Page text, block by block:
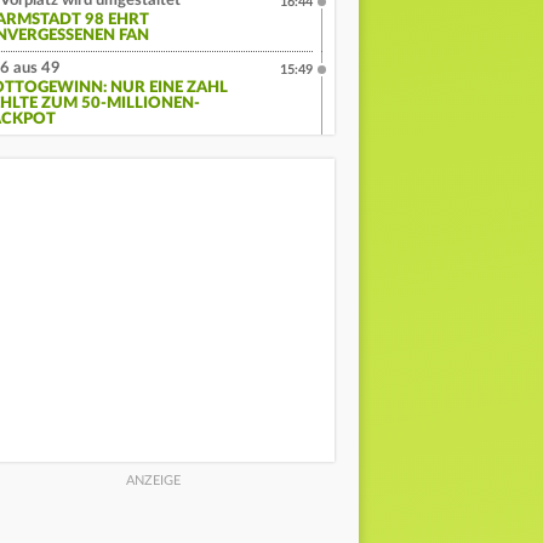
98 EHRT
FAN
6 aus 49
NUR EINE ZAHL
ZUM 50-MILLIONEN-
15:49